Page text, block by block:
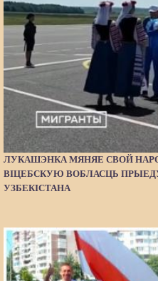
ЛУКАШЭНКА МЯНЯЕ СВОЙ
ВІЦЕБСКУЮ ВОБЛАСЦЬ
УЗБЕКІСТАНА